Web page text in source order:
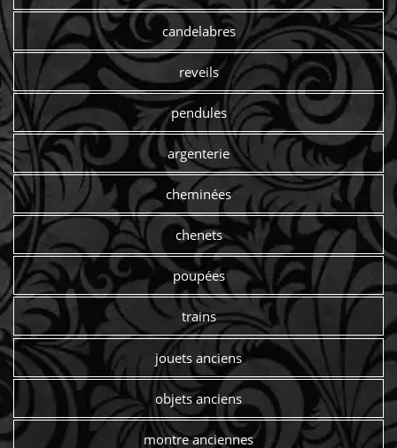
candelabres
reveils
pendules
argenterie
cheminées
chenets
poupées
trains
jouets anciens
objets anciens
montre anciennes